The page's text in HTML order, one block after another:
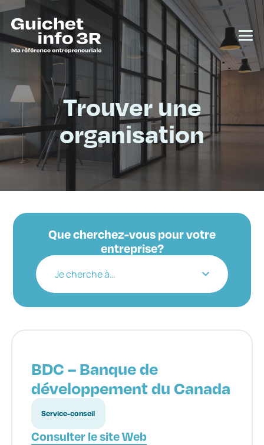
Trouver une
organisation
Que cherchez-vous pour votre
entreprise?
Je cherche à…
BDC – Banque de
développement du Canada
Service-conseil
Consulter le site Web